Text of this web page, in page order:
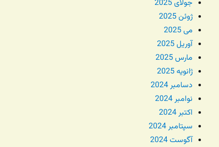
جولای 2025
ژوئن 2025
می 2025
آوریل 2025
مارس 2025
ژانویه 2025
دسامبر 2024
نوامبر 2024
اکتبر 2024
سپتامبر 2024
آگوست 2024